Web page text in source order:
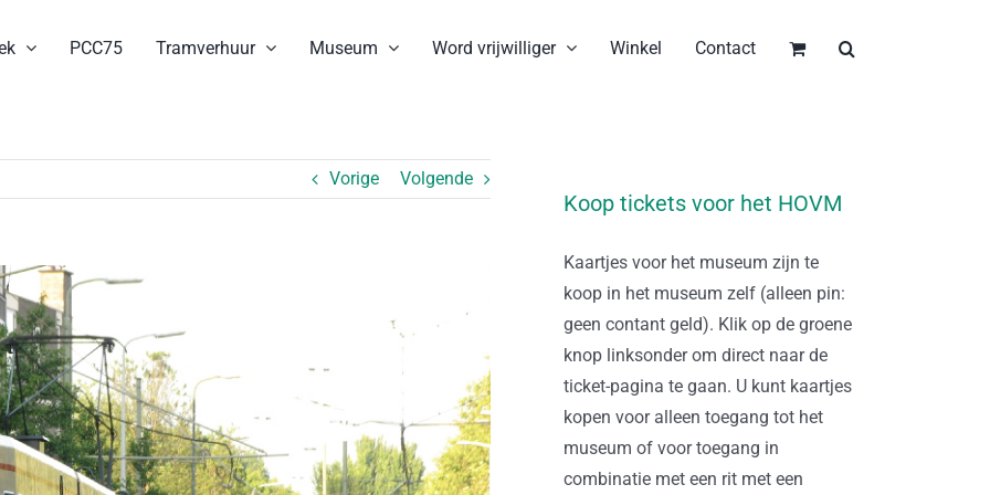
PCC75 Tramverhuur Museum Word vrijwilliger Winkel Contact
Vorige Volgende
Koop tickets voor het HOVM
Kaartjes voor het museum zijn te
koop in het museum zelf (alleen pin:
geen contant geld). Klik op de groene
knop linksonder om direct naar de
ticket-pagina te gaan. U kunt kaartjes
kopen voor alleen toegang tot het
museum of voor toegang in
combinatie met een rit met een